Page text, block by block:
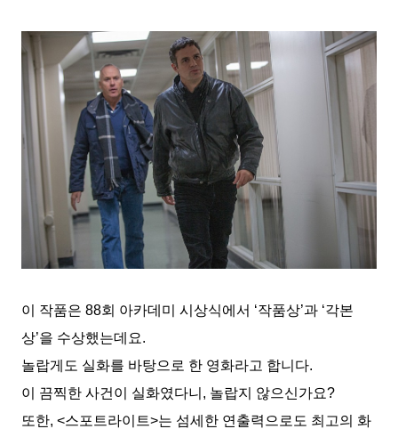
이 작품은 88회 아카데미 시상식에서 ‘작품상’과 ‘각본
상’을 수상했는데요.
놀랍게도 실화를 바탕으로 한 영화라고 합니다.
이 끔찍한 사건이 실화였다니, 놀랍지 않으신가요?
또한, <스포트라이트>는 섬세한 연출력으로도 최고의 화